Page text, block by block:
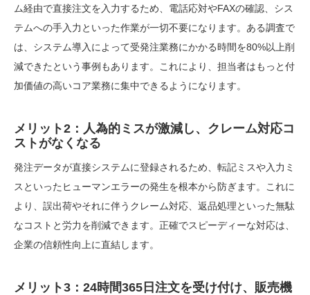
ム経由で直接注文を入力するため、電話応対やFAXの確認、シス
テムへの手入力といった作業が一切不要になります。ある調査で
は、システム導入によって受発注業務にかかる時間を80%以上削
減できたという事例もあります。これにより、担当者はもっと付
加価値の高いコア業務に集中できるようになります。
メリット2：人為的ミスが激減し、クレーム対応コ
ストがなくなる
発注データが直接システムに登録されるため、転記ミスや入力ミ
スといったヒューマンエラーの発生を根本から防ぎます。これに
より、誤出荷やそれに伴うクレーム対応、返品処理といった無駄
なコストと労力を削減できます。正確でスピーディーな対応は、
企業の信頼性向上に直結します。
メリット3：24時間365日注文を受け付け、販売機